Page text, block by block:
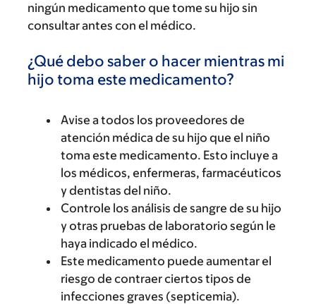
ningún medicamento que tome su hijo sin
consultar antes con el médico.
¿Qué debo saber o hacer mientras mi
hijo toma este medicamento?
Avise a todos los proveedores de
atención médica de su hijo que el niño
toma este medicamento. Esto incluye a
los médicos, enfermeras, farmacéuticos
y dentistas del niño.
Controle los análisis de sangre de su hijo
y otras pruebas de laboratorio según le
haya indicado el médico.
Este medicamento puede aumentar el
riesgo de contraer ciertos tipos de
infecciones graves (septicemia).